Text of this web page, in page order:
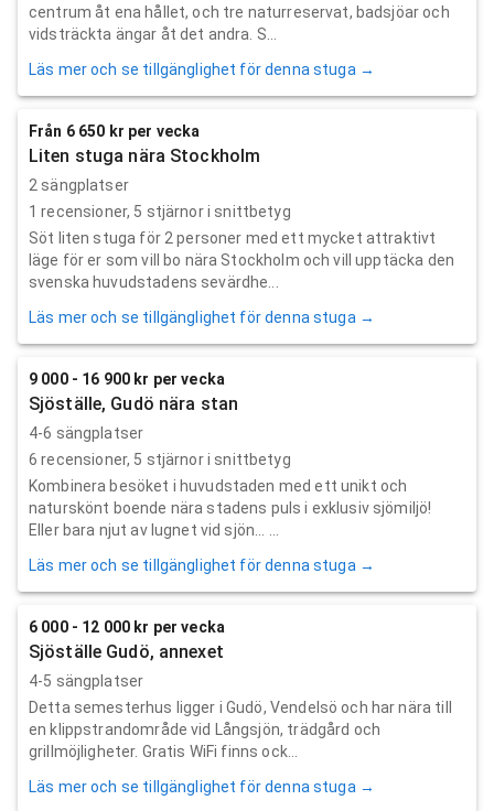
centrum åt ena hållet, och tre naturreservat, badsjöar och
vidsträckta ängar åt det andra. S...
Läs mer och se tillgänglighet för denna stuga →
Från 6 650 kr per vecka
Liten stuga nära Stockholm
2 sängplatser
1 recensioner, 5 stjärnor i snittbetyg
Söt liten stuga för 2 personer med ett mycket attraktivt
läge för er som vill bo nära Stockholm och vill upptäcka den
svenska huvudstadens sevärdhe...
Läs mer och se tillgänglighet för denna stuga →
9 000 - 16 900 kr per vecka
Sjöställe, Gudö nära stan
4-6 sängplatser
6 recensioner, 5 stjärnor i snittbetyg
Kombinera besöket i huvudstaden med ett unikt och
naturskönt boende nära stadens puls i exklusiv sjömiljö!
Eller bara njut av lugnet vid sjön... ...
Läs mer och se tillgänglighet för denna stuga →
6 000 - 12 000 kr per vecka
Sjöställe Gudö, annexet
4-5 sängplatser
Detta semesterhus ligger i Gudö, Vendelsö och har nära till
en klippstrandområde vid Långsjön, trädgård och
grillmöjligheter. Gratis WiFi finns ock...
Läs mer och se tillgänglighet för denna stuga →